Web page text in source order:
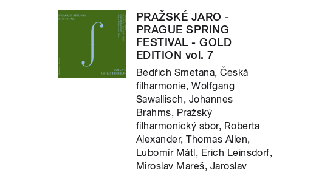
PRAŽSKÉ JARO -
PRAGUE SPRING
FESTIVAL - GOLD
EDITION vol. 7
Bedřich Smetana, Česká
filharmonie, Wolfgang
Sawallisch, Johannes
Brahms, Pražský
filharmonický sbor, Roberta
Alexander, Thomas Allen,
Lubomír Mátl, Erich Leinsdorf,
Miroslav Mareš, Jaroslav